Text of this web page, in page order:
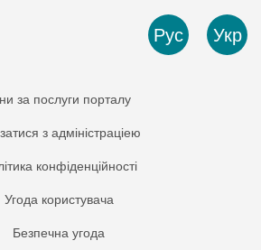
Рус Укр
за послуги порталу
з адміністраціею
конфіденційності
Угода користувача
Безпечна угода